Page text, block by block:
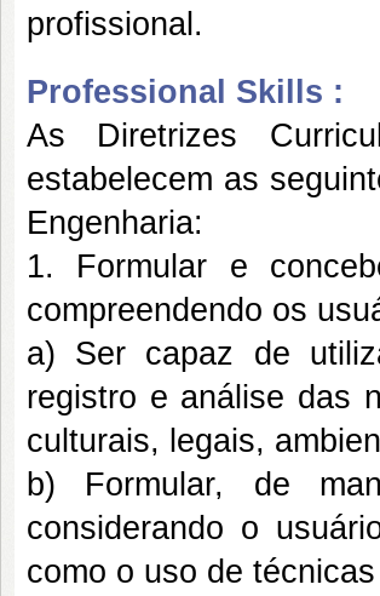
profissional.
Professional Skills :
As Diretrizes
estabelecem as
Engenharia:
1. Formular e
compreendendo os
a) Ser capaz de
registro e análise das
culturais, legais,
b) Formular, de
considerando o
como o uso de